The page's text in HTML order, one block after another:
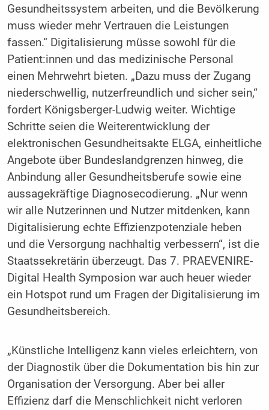
Gesundheitssystem arbeiten, und die Bevölkerung
muss wieder mehr Vertrauen die Leistungen
fassen.“ Digitalisierung müsse sowohl für die
Patient:innen und das medizinische Personal
einen Mehrwehrt bieten. „Dazu muss der Zugang
niederschwellig, nutzerfreundlich und sicher sein,“
fordert Königsberger-Ludwig weiter. Wichtige
Schritte seien die Weiterentwicklung der
elektronischen Gesundheitsakte ELGA, einheitliche
Angebote über Bundeslandgrenzen hinweg, die
Anbindung aller Gesundheitsberufe sowie eine
aussagekräftige Diagnosecodierung. „Nur wenn
wir alle Nutzerinnen und Nutzer mitdenken, kann
Digitalisierung echte Effizienzpotenziale heben
und die Versorgung nachhaltig verbessern“, ist die
Staatssekretärin überzeugt. Das 7. PRAEVENIRE-
Digital Health Symposion war auch heuer wieder
ein Hotspot rund um Fragen der Digitalisierung im
Gesundheitsbereich.
„Künstliche Intelligenz kann vieles erleichtern, von
der Diagnostik über die Dokumentation bis hin zur
Organisation der Versorgung. Aber bei aller
Effizienz darf die Menschlichkeit nicht verloren